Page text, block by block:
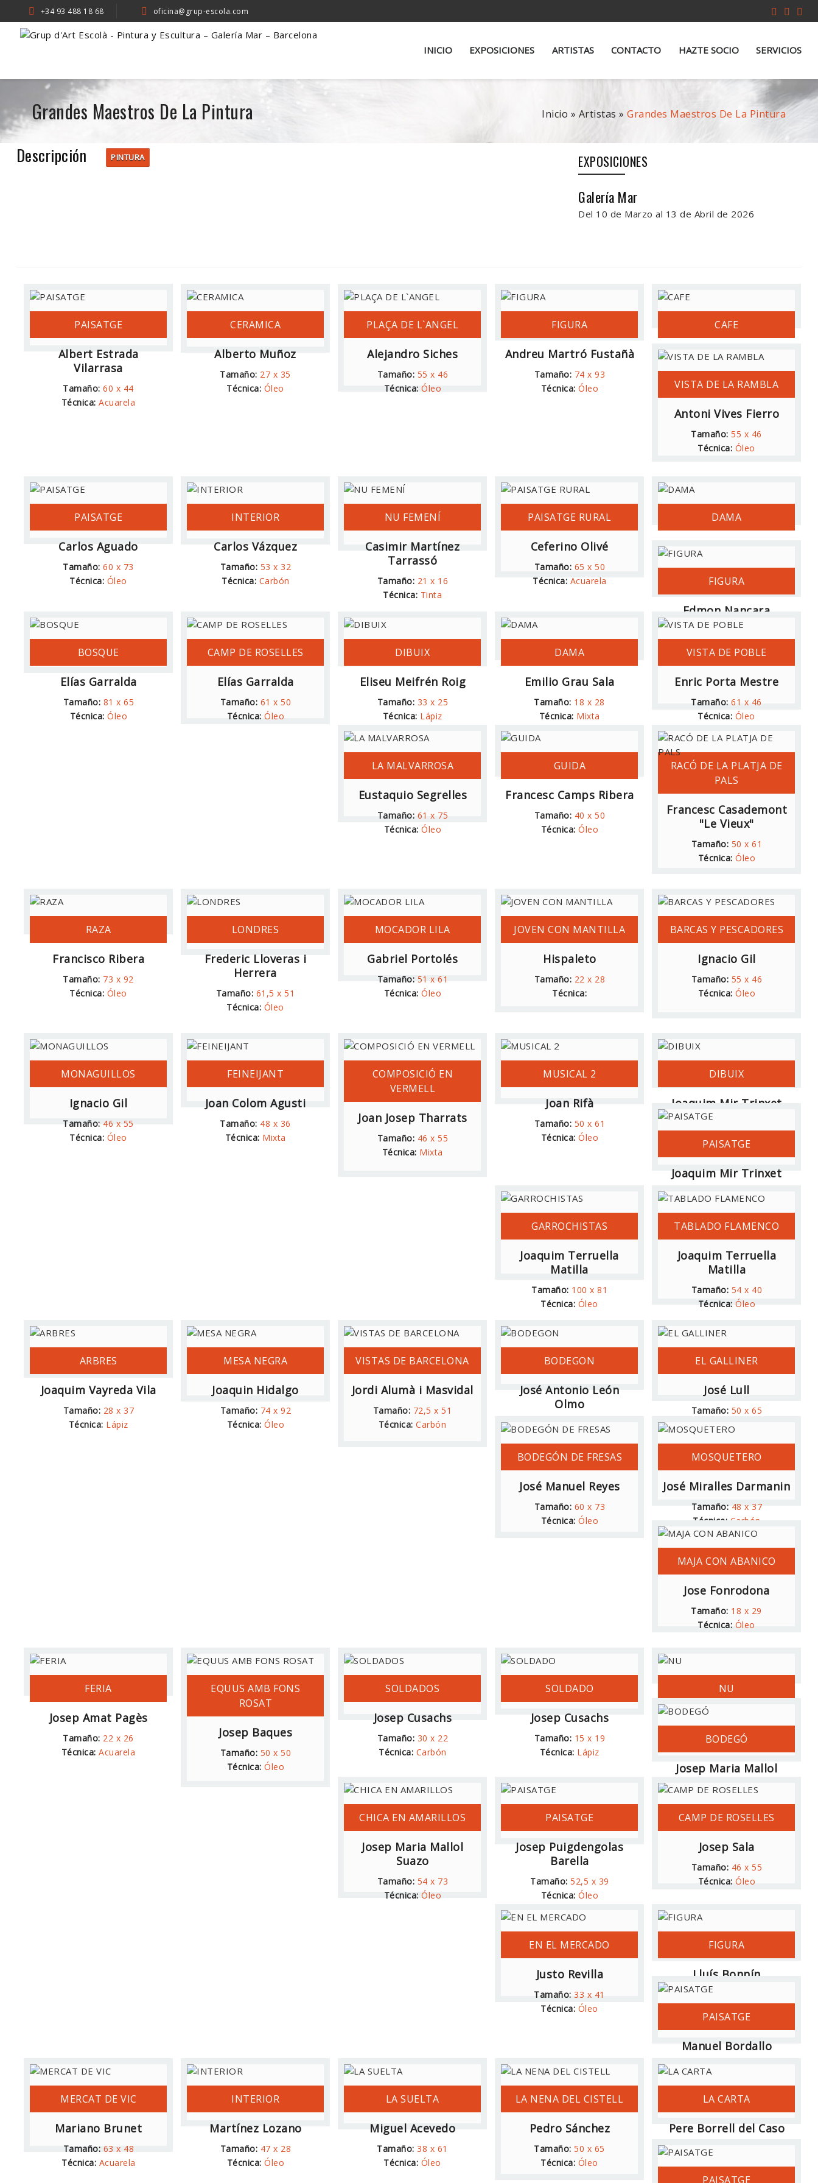
+34 93 488 18 68 oficina@grup-escola.com
INICIO EXPOSICIONES ARTISTAS CONTACTO HAZTE SOCIO SERVICIOS
Grandes Maestros De La Pintura Inicio » Artistas »Grandes Maestros De La Pintura
Descripción PINTURA EXPOSICIONES
Galería Mar
Del 10 de Marzo al 13 de Abril de 2026
PAISATGE
Albert Estrada
Vilarrasa
Tamaño: 60 x 44
Técnica: Acuarela
CERAMICA
Alberto Muñoz
Tamaño: 27 x 35
Técnica: Óleo
PLAÇA DE L`ANGEL
Alejandro Siches
Tamaño: 55 x 46
Técnica: Óleo
FIGURA
Andreu Martró Fustañà
Tamaño: 74 x 93
Técnica: Óleo
CAFE
Antoni Utrillo
Tamaño: 29 x 34
Técnica: Mixta
VISTA DE LA RAMBLA
Antoni Vives Fierro
Tamaño: 55 x 46
Técnica: Óleo
PAISATGE
Carlos Aguado
Tamaño: 60 x 73
Técnica: Óleo
INTERIOR
Carlos Vázquez
Tamaño: 53 x 32
Técnica: Carbón
NU FEMENÍ
Casimir Martínez
Tarrassó
Tamaño: 21 x 16
Técnica: Tinta
PAISATGE RURAL
Ceferino Olivé
Tamaño: 65 x 50
Técnica: Acuarela
DAMA
Tamaño: 45,5 x 60,5
Técnica: Carbón
FIGURA
Edmon Nancara
Tamaño: 21,5 x 30
BOSQUE
Elías Garralda
Tamaño: 81 x 65
Técnica: Óleo
CAMP DE ROSELLES
Elías Garralda
Tamaño: 61 x 50
Técnica: Óleo
DIBUIX
Eliseu Meifrén Roig
Tamaño: 33 x 25
Técnica: Lápiz
DAMA
Emilio Grau Sala
Tamaño: 18 x 28
Técnica: Mixta
VISTA DE POBLE
Enric Porta Mestre
Tamaño: 61 x 46
Técnica: Óleo
LA MALVARROSA
Eustaquio Segrelles
Tamaño: 61 x 75
Técnica: Óleo
GUIDA
Francesc Camps Ribera
Tamaño: 40 x 50
Técnica: Óleo
RACÓ DE LA PLATJA DE
PALS
Francesc Casademont
"Le Vieux"
Tamaño: 50 x 61
Técnica: Óleo
RAZA
Francisco Ribera
Tamaño: 73 x 92
Técnica: Óleo
LONDRES
Frederic Lloveras i
Herrera
Tamaño: 61,5 x 51
Técnica: Óleo
MOCADOR LILA
Gabriel Portolés
Tamaño: 51 x 61
Técnica: Óleo
JOVEN CON MANTILLA
Hispaleto
Tamaño: 22 x 28
Técnica:
BARCAS Y PESCADORES
Ignacio Gil
Tamaño: 55 x 46
Técnica: Óleo
MONAGUILLOS
Ignacio Gil
Tamaño: 46 x 55
Técnica: Óleo
FEINEIJANT
Joan Colom Agusti
Tamaño: 48 x 36
Técnica: Mixta
COMPOSICIÓ EN
VERMELL
Joan Josep Tharrats
Tamaño: 46 x 55
Técnica: Mixta
MUSICAL 2
Joan Rifà
Tamaño: 50 x 61
Técnica: Óleo
DIBUIX
Joaquim Mir Trinxet
Técnica: Tinta
PAISATGE
Joaquim Mir Trinxet
Tamaño: 34 x 25
GARROCHISTAS
Joaquim Terruella
Matilla
Tamaño: 100 x 81
Técnica: Óleo
TABLADO FLAMENCO
Joaquim Terruella
Matilla
Tamaño: 54 x 40
Técnica: Óleo
ARBRES
Joaquim Vayreda Vila
Tamaño: 28 x 37
Técnica: Lápiz
MESA NEGRA
Joaquin Hidalgo
Tamaño: 74 x 92
Técnica: Óleo
VISTAS DE BARCELONA
Jordi Alumà i Masvidal
Tamaño: 72,5 x 51
Técnica: Carbón
BODEGON
José Antonio León
Olmo
Tamaño: 27 x 35
EL GALLINER
José Lull
Tamaño: 50 x 65
Técnica:
BODEGÓN DE FRESAS
José Manuel Reyes
Tamaño: 60 x 73
Técnica: Óleo
MOSQUETERO
José Miralles Darmanin
Tamaño: 48 x 37
Técnica: Carbón
MAJA CON ABANICO
Jose Fonrodona
Tamaño: 18 x 29
Técnica: Óleo
FERIA
Josep Amat Pagès
Tamaño: 22 x 26
Técnica: Acuarela
EQUUS AMB FONS
ROSAT
Josep Baques
Tamaño: 50 x 50
Técnica: Óleo
SOLDADOS
Josep Cusachs
Tamaño: 30 x 22
Técnica: Carbón
SOLDADO
Josep Cusachs
Tamaño: 15 x 19
Técnica: Lápiz
NU
Josep de Togores
Técnica:
BODEGÓ
Josep Maria Mallol
Tamaño: 73 x 60
Técnica: Óleo
CHICA EN AMARILLOS
Josep Maria Mallol
Suazo
Tamaño: 54 x 73
Técnica: Óleo
PAISATGE
Josep Puigdengolas
Barella
Tamaño: 52,5 x 39
Técnica: Óleo
CAMP DE ROSELLES
Josep Sala
Tamaño: 46 x 55
Técnica: Óleo
EN EL MERCADO
Justo Revilla
Tamaño: 33 x 41
Técnica: Óleo
FIGURA
Lluís Bonnín
Tamaño:
PAISATGE
Manuel Bordallo
Tamaño:
MERCAT DE VIC
Mariano Brunet
Tamaño: 63 x 48
Técnica: Acuarela
INTERIOR
Martínez Lozano
Tamaño: 47 x 28
Técnica: Óleo
LA SUELTA
Miguel Acevedo
Tamaño: 38 x 61
Técnica: Óleo
LA NENA DEL CISTELL
Pedro Sánchez
Tamaño: 50 x 65
Técnica: Óleo
LA CARTA
Pere Borrell del Caso
Tamaño:
PAISATGE